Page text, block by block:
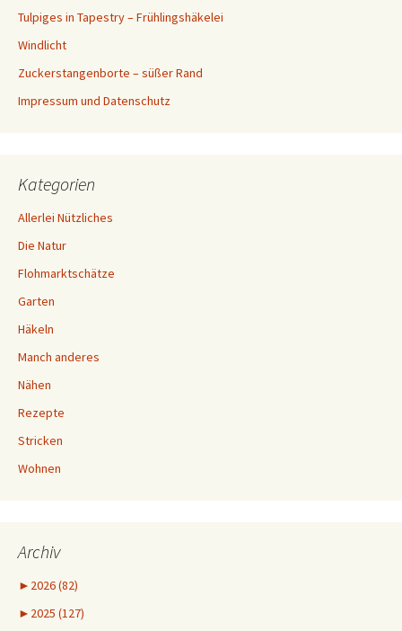
Tulpiges in Tapestry – Frühlingshäkelei
Windlicht
Zuckerstangenborte – süßer Rand
Impressum und Datenschutz
Kategorien
Allerlei Nützliches
Die Natur
Flohmarktschätze
Garten
Häkeln
Manch anderes
Nähen
Rezepte
Stricken
Wohnen
Archiv
► 2026 (82)
► 2025 (127)